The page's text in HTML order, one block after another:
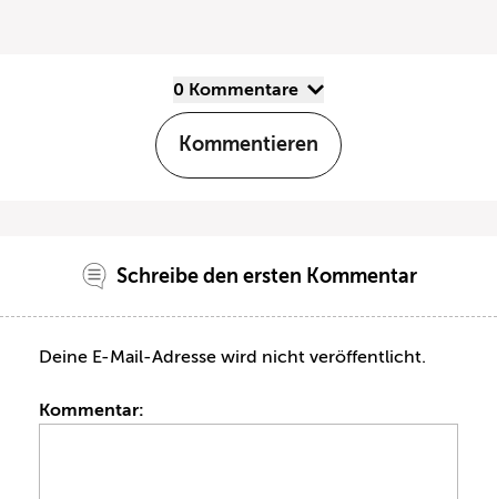
0 Kommentare
Kommentieren
Schreibe den ersten Kommentar
Deine E-Mail-Adresse wird nicht veröffentlicht.
Kommentar: